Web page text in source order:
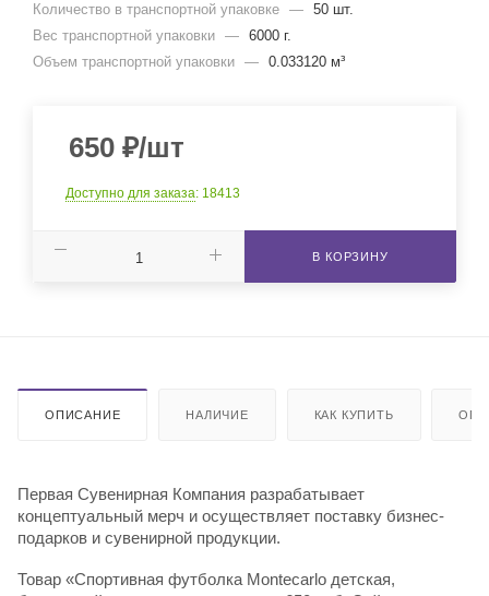
Количество в транспортной упаковке — 50 шт.
Вес транспортной упаковки — 6000 г.
Объем транспортной упаковки — 0.033120 м³
650 ₽/шт
Доступно для заказа: 18413
В КОРЗИНУ
ОПИСАНИЕ НАЛИЧИЕ КАК КУПИТЬ
Первая Сувенирная Компания разрабатывает
концептуальный мерч и осуществляет поставку бизнес-
подарков и сувенирной продукции.
Товар «Спортивная футболка Montecarlo детская,